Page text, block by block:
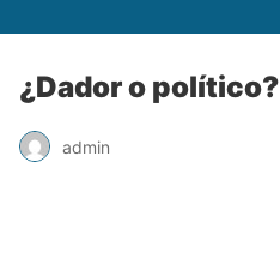
¿Dador o político?
admin